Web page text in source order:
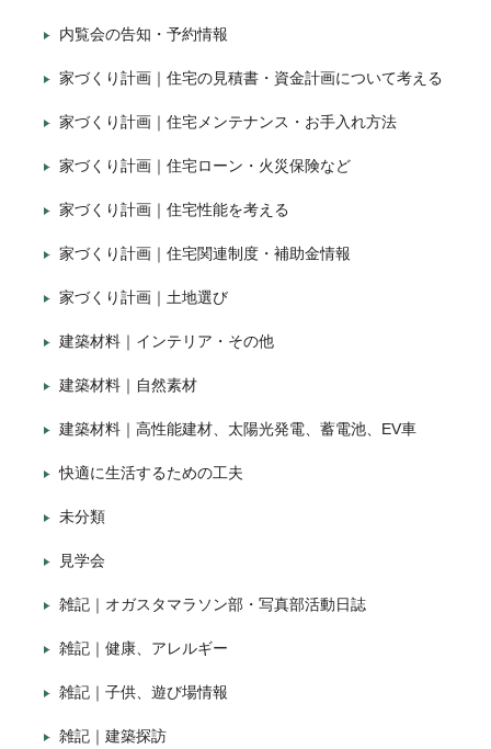
内覧会の告知・予約情報
家づくり計画｜住宅の見積書・資金計画について考える
家づくり計画｜住宅メンテナンス・お手入れ方法
家づくり計画｜住宅ローン・火災保険など
家づくり計画｜住宅性能を考える
家づくり計画｜住宅関連制度・補助金情報
家づくり計画｜土地選び
建築材料｜インテリア・その他
建築材料｜自然素材
建築材料｜高性能建材、太陽光発電、蓄電池、EV車
快適に生活するための工夫
未分類
見学会
雑記｜オガスタマラソン部・写真部活動日誌
雑記｜健康、アレルギー
雑記｜子供、遊び場情報
雑記｜建築探訪